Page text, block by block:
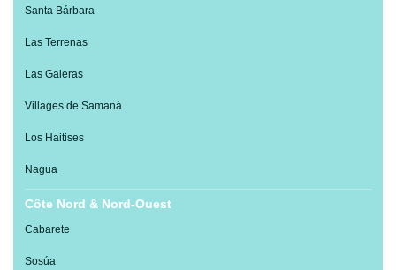
Santa Bárbara
Las Terrenas
Las Galeras
Villages de Samaná
Los Haitises
Nagua
Côte Nord & Nord-Ouest
Cabarete
Sosúa